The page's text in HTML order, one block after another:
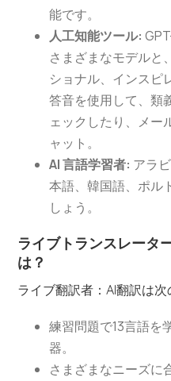
能です。
人工知能ツール:
さまざまなモデルと
ショナル、インスピ
答音を使用して、類
ェックしたり、メー
ャット。
AI 言語学習者: アラ
本語、韓国語、ポル
しょう。
ライブトランスレータ
は？
ライブ翻訳者：AI翻訳は次
練習問題で13言語を
器。
さまざまなニーズに